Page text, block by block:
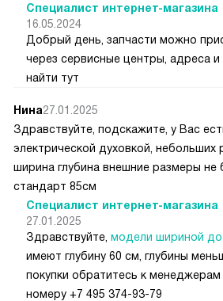
Специалист интернет-магазина
16.05.2024
Добрый день, запчасти можно
через сервисные центры, адреса
найти тут
Нина27.01.2025
Здравствуйте, подскажите, у Вас
электрической духовкой, небольших
ширина глубина внешние размеры не
стандарт 85см
Специалист интернет-магазина
27.01.2025
Здравствуйте, модели шириной до
имеют глубину 60 см, глубины
покупки обратитесь к
номеру +7 495 374-93-79